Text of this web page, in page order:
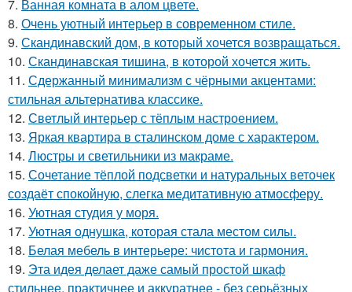
7. Ванная комната в алом цвете.
8. Очень уютный интерьер в современном стиле.
9. Скандинавский дом, в который хочется возвращаться.
10. Скандинавская тишина, в которой хочется жить.
11. Сдержанный минимализм с чёрными акцентами:
стильная альтернатива классике.
12. Светлый интерьер с тёплым настроением.
13. Яркая квартира в сталинском доме с характером.
14. Люстры и светильники из макраме.
15. Сочетание тёплой подсветки и натуральных веточек
создаёт спокойную, слегка медитативную атмосферу.
16. Уютная студия у моря.
17. Уютная однушка, которая стала местом силы.
18. Белая мебель в интерьере: чистота и гармония.
19. Эта идея делает даже самый простой шкаф
стильнее, практичнее и аккуратнее - без серьёзных